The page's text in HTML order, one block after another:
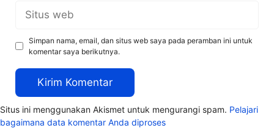
web
Simpan nama, email, dan situs web saya pada peramban ini untuk
komentar saya berikutnya.
Situs ini menggunakan Akismet untuk mengurangi spam. Pelajari
bagaimana data komentar Anda diproses